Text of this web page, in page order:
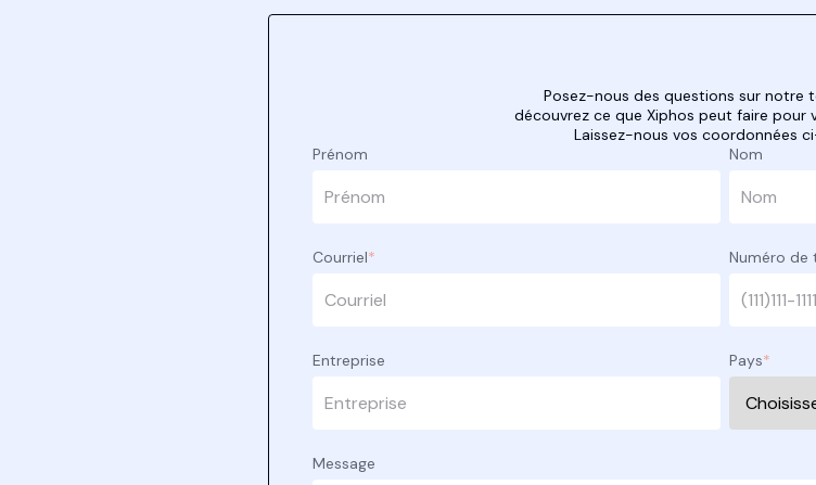
Posez-nous des questions sur notre
découvrez ce que Xiphos peut faire pour
Laissez-nous vos coordonnées
Prénom
Nom
Courriel* Numéro de
Entreprise Pays*
Message